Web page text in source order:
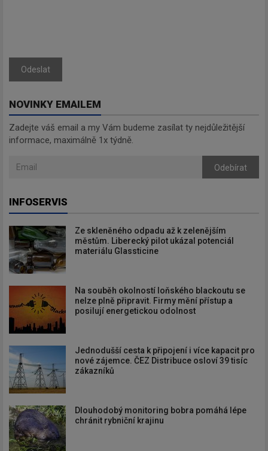
Odeslat
NOVINKY EMAILEM
Zadejte váš email a my Vám budeme zasílat ty nejdůležitější
informace, maximálně 1x týdně.
Odebírat
INFOSERVIS
Ze skleněného odpadu až k zelenějším
městům. Liberecký pilot ukázal potenciál
materiálu Glassticine
Na souběh okolností loňského blackoutu se
nelze plně připravit. Firmy mění přístup a
posilují energetickou odolnost
Jednodušší cesta k připojení i více kapacit pro
nové zájemce. ČEZ Distribuce osloví 39 tisíc
zákazníků
Dlouhodobý monitoring bobra pomáhá lépe
chránit rybniční krajinu